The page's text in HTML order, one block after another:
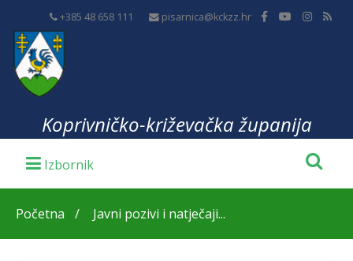
+385 48 658 111 pisarnica@kckzz.hr
Koprivničko-križevačka županija
Početna Javni pozivi i natječaji...